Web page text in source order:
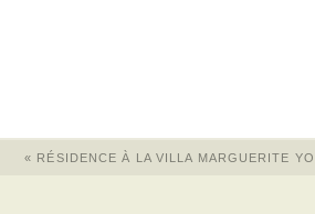
« RÉSIDENCE À LA VILLA MARGUERITE